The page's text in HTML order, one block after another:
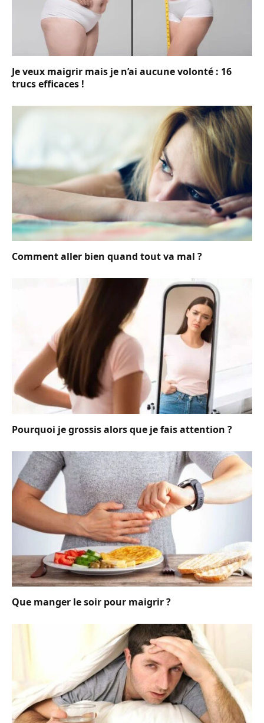
Je veux maigrir mais je n’ai aucune volonté : 16
trucs efficaces !
Comment aller bien quand tout va mal ?
Pourquoi je grossis alors que je fais attention ?
Que manger le soir pour maigrir ?